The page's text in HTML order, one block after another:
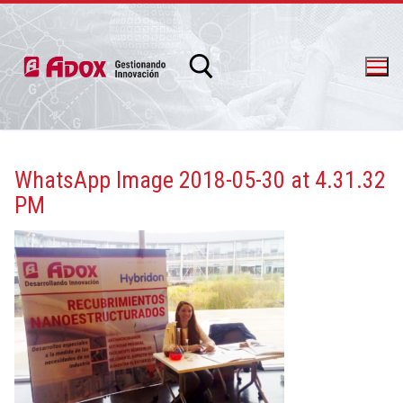
info@adox.com.ar
PRODUCTOS Y SERVICIOS
WhatsApp Image 2018-05-30 at 4.31.32
PM